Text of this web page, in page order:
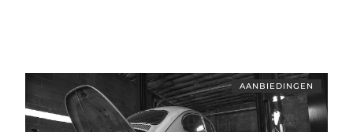
AANBIEDINGEN